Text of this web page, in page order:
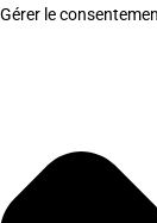
Gérer le